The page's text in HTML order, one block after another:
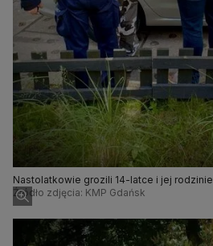
Nastolatkowie grozili 14-latce i jej rodzinie
Źródło zdjęcia: KMP Gdańsk